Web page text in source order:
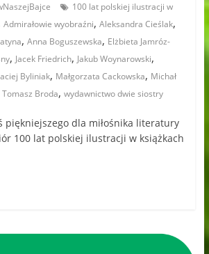
100 lat polskiej ilustracji w
Admirałowie wyobraźni, Aleksandra Cieślak,
, Anna Boguszewska, Elżbieta Jamróz-
, Jacek Friedrich, Jakub Woynarowski,
Byliniak, Małgorzata Cackowska, Michał
Tomasz Broda, wydawnictwo dwie siostry
piękniejszego dla miłośnika literatury
100 lat polskiej ilustracji w książkach